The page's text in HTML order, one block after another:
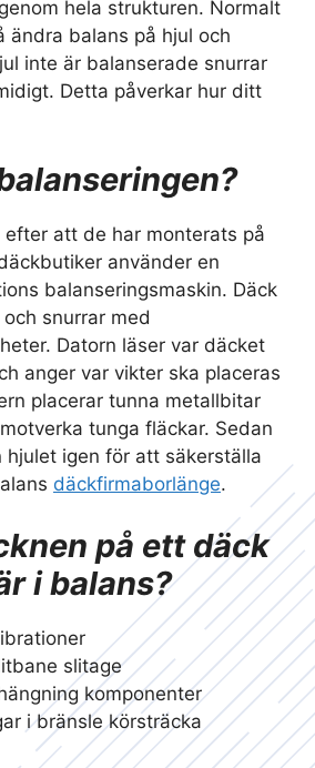
hela strukturen. Normalt
ändra balans på hjul och
inte är balanserade snurrar
Detta påverkar hur ditt
efter att de har monterats på
använder en
balanseringsmaskin. Däck
snurrar med
Datorn läser var däcket
anger var vikter ska placeras
placerar tunna metallbitar
tunga fläckar. Sedan
hjulet igen för att säkerställa
däckfirmaborlänge.
på ett däck
i balans?
slitage
komponenter
i bränsle körsträcka